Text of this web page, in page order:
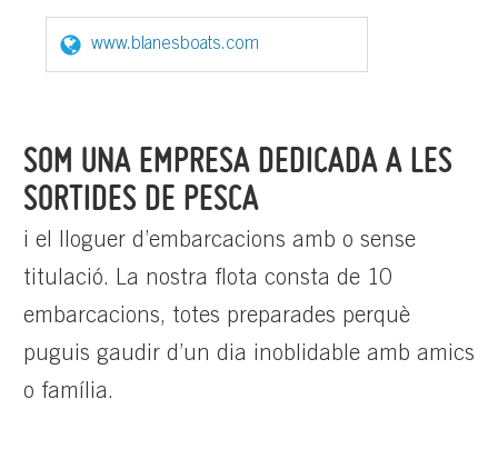
SOM UNA EMPRESA DEDICADA A LES
SORTIDES DE PESCA
i el lloguer d’embarcacions amb o sense
titulació. La nostra flota consta de 10
embarcacions, totes preparades perquè
puguis gaudir d’un dia inoblidable amb amics
o família.
www.blanesboats.com